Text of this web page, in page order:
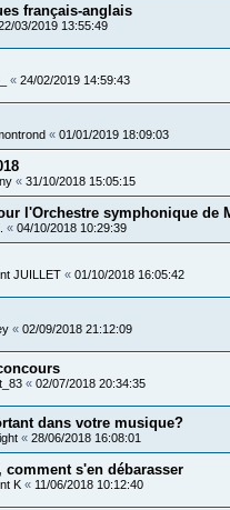
français-anglais
03/2019 13:55:49
« 24/02/2019 14:59:43
« 01/01/2019 18:09:03
« 31/10/2018 15:05:15
l'Orchestre symphonique de
« 04/10/2018 10:29:39
JUILLET « 01/10/2018 16:05:42
« 02/09/2018 21:12:09
« 02/07/2018 20:34:35
dans votre musique?
« 28/06/2018 16:08:01
comment s'en débarasser
K « 11/06/2018 10:12:40